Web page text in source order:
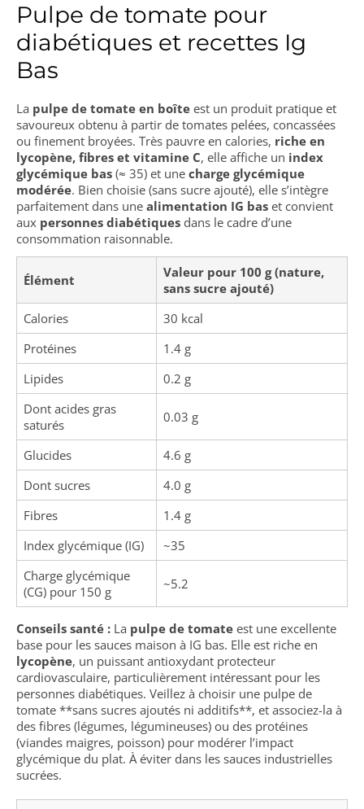
Pulpe de tomate pour
diabétiques et recettes Ig
Bas
La pulpe de tomate en boîte est un produit pratique et
savoureux obtenu à partir de tomates pelées, concassées
ou finement broyées. Très pauvre en calories, riche en
lycopène, fibres et vitamine C, elle affiche un index
glycémique bas (≈ 35) et une charge glycémique
modérée. Bien choisie (sans sucre ajouté), elle s’intègre
parfaitement dans une alimentation IG bas et convient
aux personnes diabétiques dans le cadre d’une
consommation raisonnable.
Élément
Valeur pour 100 g (nature,
sans sucre ajouté)
Calories
30 kcal
Protéines
1.4 g
Lipides
0.2 g
Dont acides gras
saturés
0.03 g
Glucides
4.6 g
Dont sucres
4.0 g
Fibres
1.4 g
Index glycémique (IG)
~35
Charge glycémique
(CG) pour 150 g
~5.2
Conseils santé : La pulpe de tomate est une excellente
base pour les sauces maison à IG bas. Elle est riche en
lycopène, un puissant antioxydant protecteur
cardiovasculaire, particulièrement intéressant pour les
personnes diabétiques. Veillez à choisir une pulpe de
tomate **sans sucres ajoutés ni additifs**, et associez-la à
des fibres (légumes, légumineuses) ou des protéines
(viandes maigres, poisson) pour modérer l’impact
glycémique du plat. À éviter dans les sauces industrielles
sucrées.